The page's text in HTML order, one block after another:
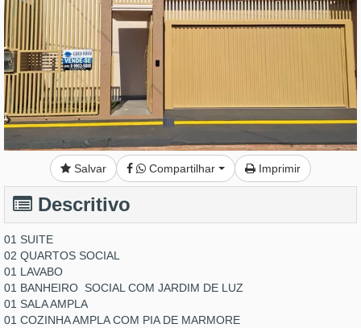
Salvar Compartilhar Imprimir
Descritivo
01 SUITE
02 QUARTOS SOCIAL
01 LAVABO
01 BANHEIRO SOCIAL COM JARDIM DE LUZ
01 SALA AMPLA
01 COZINHA AMPLA COM PIA DE MARMORE